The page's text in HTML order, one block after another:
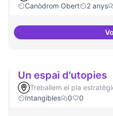
Canòdrom Obert
2 anys
Un espai d'utopies
Treballem el pla
Intangibles
0 0